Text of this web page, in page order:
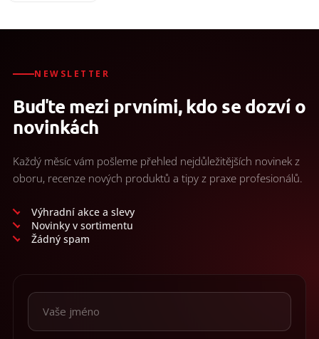
NEWSLETTER
Buďte mezi prvními, kdo se dozví o
novinkách
Každý měsíc vám pošleme přehled nejdůležitějších novinek z
oboru, recenze nových produktů a tipy z praxe profesionálů.
Výhradní akce a slevy
Novinky v sortimentu
Žádný spam